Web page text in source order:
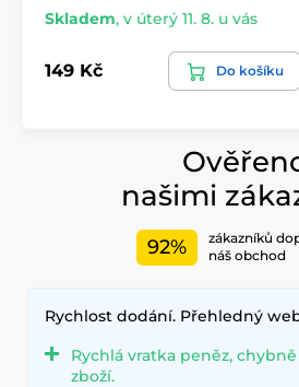
Skladem, v úterý 11. 8. u vás
149 Kč Do košíku
našimi
92%
zákazníků
náš obchod
Rychlost dodání. Přehledný
Rychlá vratka peněz,
zboží.